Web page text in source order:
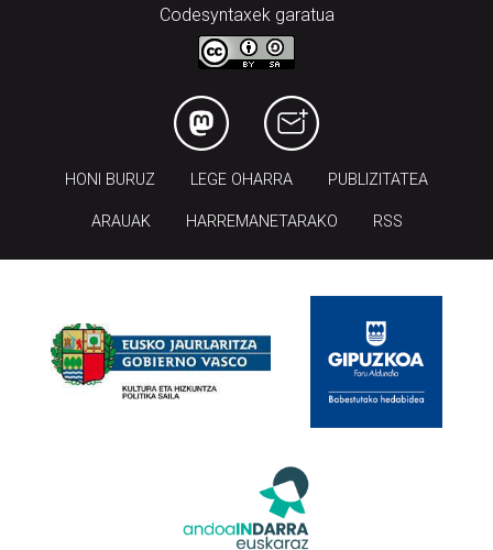
Codesyntaxek garatua
HONI BURUZ LEGE OHARRA PUBLIZITATEA
ARAUAK HARREMANETARAKO RSS